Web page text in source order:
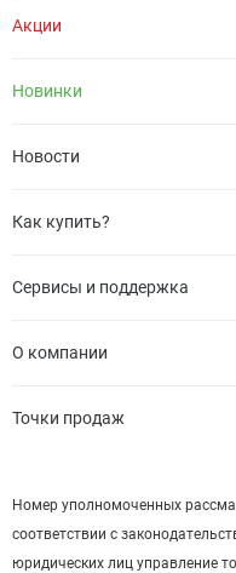
Акции
Новинки
Новости
Как купить?
Сервисы и поддержка
О компании
Точки продаж
Номер уполномоченных
соответствии с
юридических лиц управление